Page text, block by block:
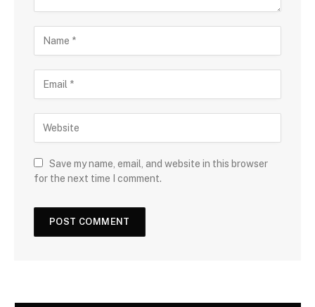
Save my name, email, and website in this browser
for the next time I comment.